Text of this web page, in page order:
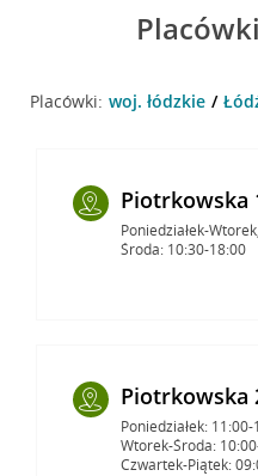
Placówki: woj. łódzkie
Piotrkowska
Poniedziałek-
Środa: 10:30-18:00
Piotrkowska
Poniedziałek:
Wtorek-Środa:
Czwartek-Piątek: